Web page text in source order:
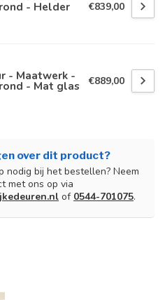
- Helder €839,00
- Maatwerk -
- Mat glas €889,00
over dit product?
nodig bij het bestellen? Neem
met ons op via
of 0544-701075.